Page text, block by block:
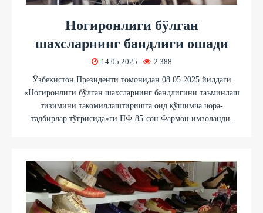
Ногиронлиги бўлган
шахсларнинг бандлиги ошади
14.05.2025 2 388
Ўзбекистон Президенти томонидан 08.05.2025 йилдаги
«Ногиронлиги бўлган шахсларнинг бандлигини таъминлаш
тизимини такомиллаштиришга оид қўшимча чора-
тадбирлар тўғрисида»ги ПФ-85-сон Фармон имзоланди.